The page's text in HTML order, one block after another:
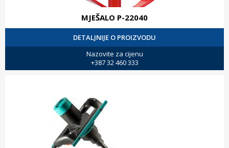
MJEŠALO P-22040
DETALJNIJE O PROIZVODU
Nazovite za cijenu
+387 32 460 333